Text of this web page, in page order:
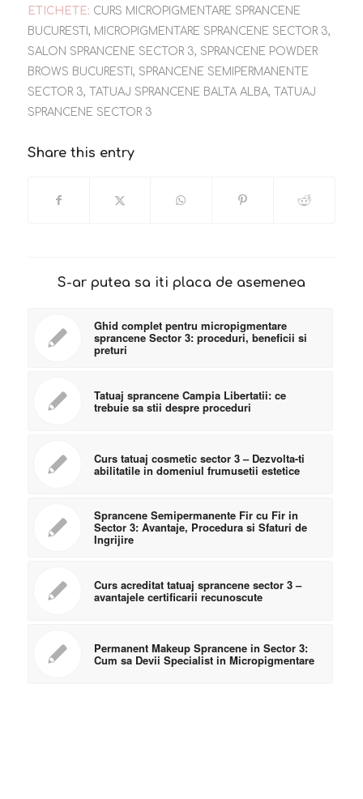
ETICHETE: CURS MICROPIGMENTARE SPRANCENE
BUCURESTI , MICROPIGMENTARE SPRANCENE SECTOR 3,
SALON SPRANCENE SECTOR 3, SPRANCENE POWDER
BROWS BUCURESTI , SPRANCENE SEMIPERMANENTE
SECTOR 3, TATUAJ SPRANCENE BALTA ALBA,
TATUAJ
SPRANCENE SECTOR 3
Share this entry
S-ar putea sa iti placa de asemenea
Ghid complet pentru micropigmentare
sprancene Sector 3: proceduri, beneficii si
preturi
Tatuaj sprancene Campia Libertatii: ce
trebuie sa stii despre proceduri
Curs tatuaj cosmetic sector 3 – Dezvolta-ti
abilitatile in domeniul frumusetii estetice
Sprancene Semipermanente Fir cu Fir in
Sector 3: Avantaje, Procedura si Sfaturi de
Ingrijire
Curs acreditat tatuaj sprancene sector 3 –
avantajele certificarii recunoscute
Permanent Makeup Sprancene in Sector 3:
Cum sa Devii Specialist in Micropigmentare